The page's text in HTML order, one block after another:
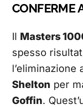
CONFERME
Il Masters
spesso
l’eliminazione
Shelton per
Goffin.